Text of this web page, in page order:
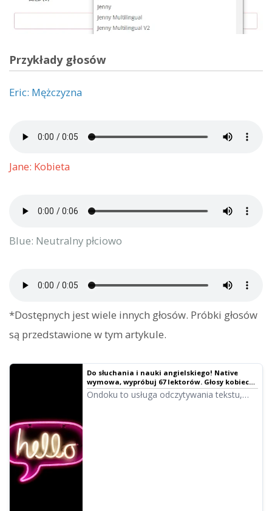
Przykłady głosów
Eric: Mężczyzna
Jane: Kobieta
Blue: Neutralny płciowo
*Dostępnych jest wiele innych głosów. Próbki głosów
są przedstawione w tym artykule.
Do słuchania i nauki angielskiego! Native
wymowa, wypróbuj 67 lektorów. Głosy kobiece,
męskie, dziewczęce i chłopięce!
Ondoku to usługa odczytywania tekstu,